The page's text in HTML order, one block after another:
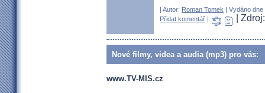
| Autor: Roman Tomek | Vydáno
Přidat komentář | |
Nové filmy, videa a audia (mp3) pro vás:
www.TV-MIS.cz